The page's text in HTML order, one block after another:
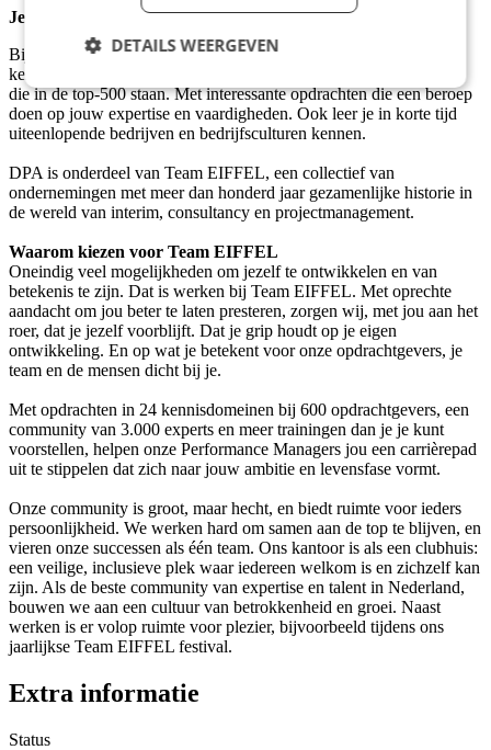
Je werkomgeving:
Bij DPA kies je voor groei en inhoud. Je maakt via detachering
kennis met toonaangevende opdrachtgevers, waaronder bedrijven
die in de top-500 staan. Met interessante opdrachten die een beroep
doen op jouw expertise en vaardigheden. Ook leer je in korte tijd
uiteenlopende bedrijven en bedrijfsculturen kennen.
DPA is onderdeel van Team EIFFEL, een collectief van
ondernemingen met meer dan honderd jaar gezamenlijke historie in
de wereld van interim, consultancy en projectmanagement.
Waarom kiezen voor Team EIFFEL
Oneindig veel mogelijkheden om jezelf te ontwikkelen en van
betekenis te zijn. Dat is werken bij Team EIFFEL. Met oprechte
aandacht om jou beter te laten presteren, zorgen wij, met jou aan het
roer, dat je jezelf voorblijft. Dat je grip houdt op je eigen
ontwikkeling. En op wat je betekent voor onze opdrachtgevers, je
team en de mensen dicht bij je.
Met opdrachten in 24 kennisdomeinen bij 600 opdrachtgevers, een
community van 3.000 experts en meer trainingen dan je je kunt
voorstellen, helpen onze Performance Managers jou een carrièrepad
uit te stippelen dat zich naar jouw ambitie en levensfase vormt.
Onze community is groot, maar hecht, en biedt ruimte voor ieders
persoonlijkheid. We werken hard om samen aan de top te blijven, en
vieren onze successen als één team. Ons kantoor is als een clubhuis:
een veilige, inclusieve plek waar iedereen welkom is en zichzelf kan
zijn. Als de beste community van expertise en talent in Nederland,
bouwen we aan een cultuur van betrokkenheid en groei. Naast
werken is er volop ruimte voor plezier, bijvoorbeeld tijdens ons
jaarlijkse Team EIFFEL festival.
Extra informatie
Status
DETAILS WEERGEVEN